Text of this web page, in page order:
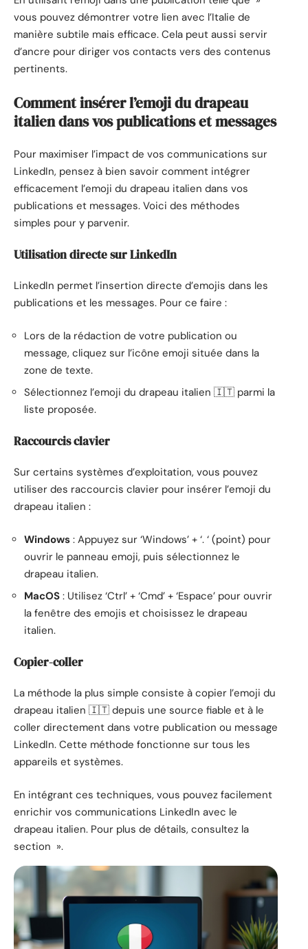
vous pouvez démontrer votre lien avec l’Italie de
manière subtile mais efficace. Cela peut aussi servir
d’ancre pour diriger vos contacts vers des contenus
pertinents.
Comment insérer l’emoji du drapeau
italien dans vos publications et messages
Pour maximiser l’impact de vos communications sur
LinkedIn, pensez à bien savoir comment intégrer
efficacement l’emoji du drapeau italien dans vos
publications et messages. Voici des méthodes
simples pour y parvenir.
Utilisation directe sur LinkedIn
LinkedIn permet l’insertion directe d’emojis dans les
publications et les messages. Pour ce faire :
Lors de la rédaction de votre publication ou
message, cliquez sur l’icône emoji située dans la
zone de texte.
Sélectionnez l’emoji du drapeau italien 🇮🇹 parmi la
liste proposée.
Raccourcis clavier
Sur certains systèmes d’exploitation, vous pouvez
utiliser des raccourcis clavier pour insérer l’emoji du
drapeau italien :
Windows : Appuyez sur ‘Windows’ + ‘. ‘ (point) pour
ouvrir le panneau emoji, puis sélectionnez le
drapeau italien.
MacOS : Utilisez ‘Ctrl’ + ‘Cmd’ + ‘Espace’ pour ouvrir
la fenêtre des emojis et choisissez le drapeau
italien.
Copier-coller
La méthode la plus simple consiste à copier l’emoji du
drapeau italien 🇮🇹 depuis une source fiable et à le
coller directement dans votre publication ou message
LinkedIn. Cette méthode fonctionne sur tous les
appareils et systèmes.
En intégrant ces techniques, vous pouvez facilement
enrichir vos communications LinkedIn avec le
drapeau italien. Pour plus de détails, consultez la
section ».